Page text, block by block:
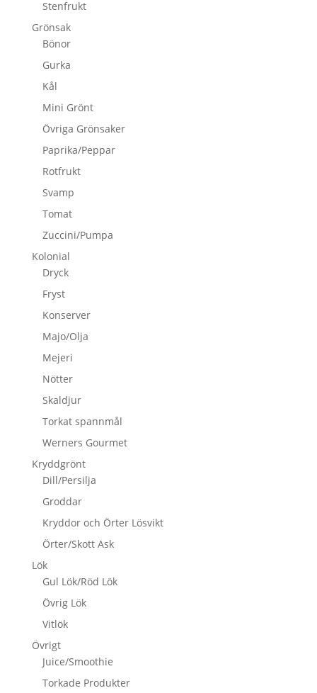
Stenfrukt
Grönsak
Bönor
Gurka
Kål
Mini Grönt
Övriga Grönsaker
Paprika/Peppar
Rotfrukt
Svamp
Tomat
Zuccini/Pumpa
Kolonial
Dryck
Fryst
Konserver
Majo/Olja
Mejeri
Nötter
Skaldjur
Torkat spannmål
Werners Gourmet
Kryddgrönt
Dill/Persilja
Groddar
Kryddor och Örter Lösvikt
Örter/Skott Ask
Lök
Gul Lök/Röd Lök
Övrig Lök
Vitlök
Övrigt
Juice/Smoothie
Torkade Produkter